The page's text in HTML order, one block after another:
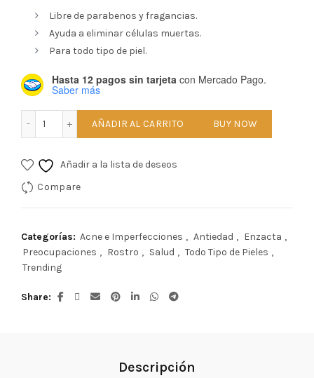
Libre de parabenos y fragancias.
Ayuda a eliminar células muertas.
Para todo tipo de piel.
Hasta 12 pagos sin tarjeta con Mercado Pago.
Saber más
UNDEW Limpiador Facial cantidad
AÑADIR AL CARRITO BUY NOW
Añadir a la lista de deseos
Compare
Categorías: Acne e Imperfecciones , Antiedad , Enzacta ,
Preocupaciones , Rostro , Salud , Todo Tipo de Pieles ,
Trending
Share
Descripción